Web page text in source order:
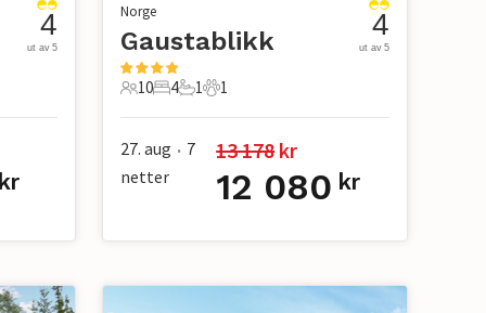
4
ut av 5
Norge
Gaustablikk
10 Gjester
10
4 Soverom
4
1 Bad
1
1 Kjæledyr
1
4
ut av 5
27. aug • 7
netter
13 178 kr
12 080 kr